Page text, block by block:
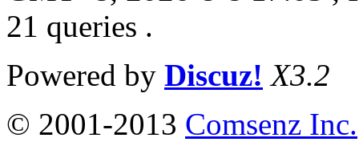
21 queries .
Powered by Discuz! X3.2
© 2001-2013 Comsenz Inc.